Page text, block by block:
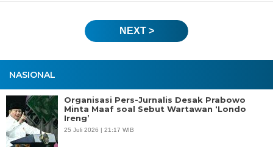
NASIONAL
Organisasi Pers-Jurnalis Desak Prabowo
Minta Maaf soal Sebut Wartawan ‘Londo
Ireng’
25 Juli 2026 | 21:17 WIB
NEXT >